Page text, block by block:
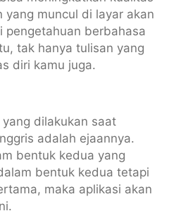
yang muncul di layar akan
pengetahuan berbahasa
tak hanya tulisan yang
diri kamu juga.
dilakukan saat
adalah ejaannya.
bentuk kedua yang
bentuk kedua tetapi
maka aplikasi akan